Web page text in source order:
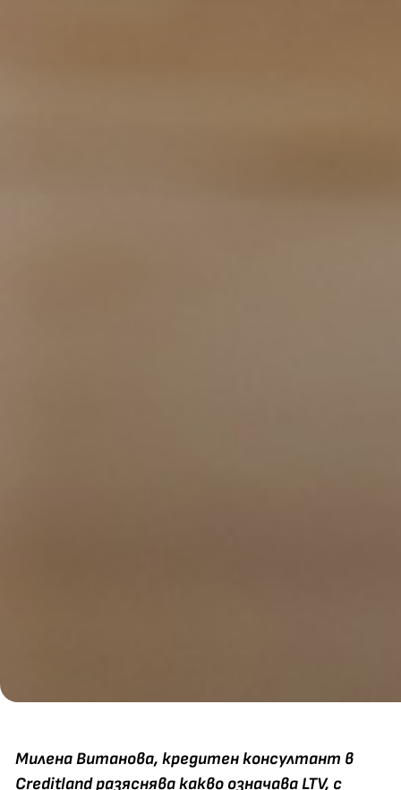
Милена Витанова, кредитен консултант в
Creditland разяснява какво означава LTV, с